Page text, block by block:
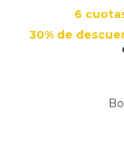
6
30% de